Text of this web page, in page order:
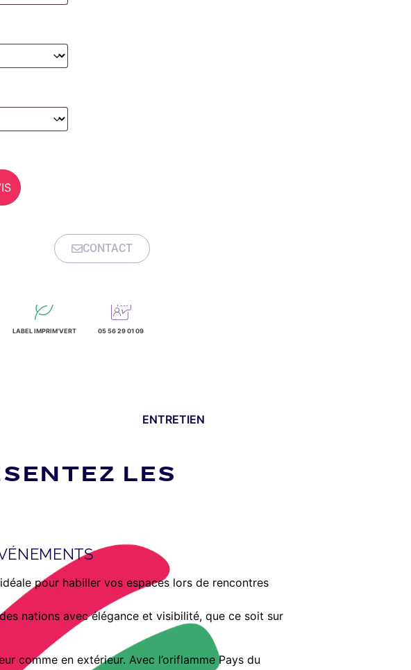
CONTACT
LABEL IMPRIM'VERT 05 56 29 01 09
ENTRETIEN
LES
pour habiller vos espaces lors de rencontres
nations avec élégance et visibilité, que ce soit sur
comme en extérieur. Avec l’oriflamme Pays du